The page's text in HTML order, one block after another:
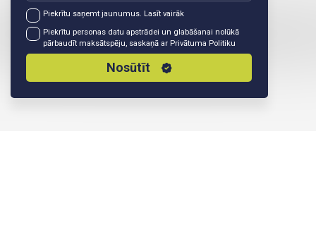
Piekrītu saņemt jaunumus. Lasīt vairāk
Piekrītu personas datu apstrādei un glabāšanai nolūkā
pārbaudīt maksātspēju, saskaņā ar Privātuma Politiku
Nosūtīt